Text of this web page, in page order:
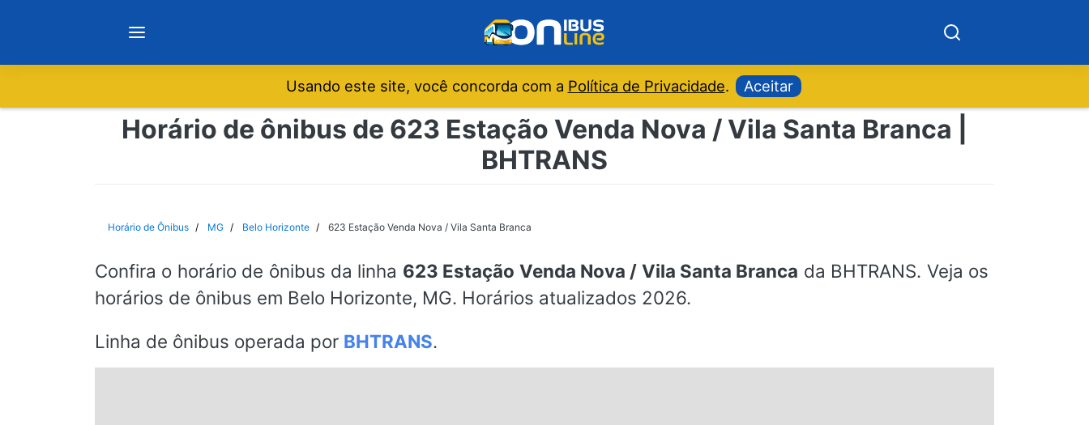
Notícias
São Paulo
Espírito Santo
Usando este site, você concorda com a Política de Privacidade. Aceitar
Horário de ônibus de 623 Estação Venda Nova / Vila Santa Branca |
BHTRANS
Horário de Ônibus MG Belo Horizonte 623 Estação Venda Nova / Vila Santa Branca
Confira o horário de ônibus da linha 623 Estação Venda Nova / Vila Santa Branca da BHTRANS. Veja os
horários de ônibus em Belo Horizonte, MG. Horários atualizados 2026.
Linha de ônibus operada por BHTRANS.